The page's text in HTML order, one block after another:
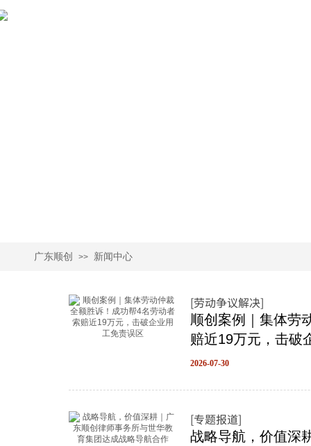
广东顺创 >> 新闻中心
[劳动争议解决]
顺创案例｜集体劳
赔近19万元，击破
2026-07-30
[专题报道]
战略导航，价值深